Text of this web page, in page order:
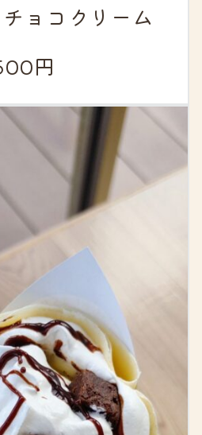
ョコクリーム
円